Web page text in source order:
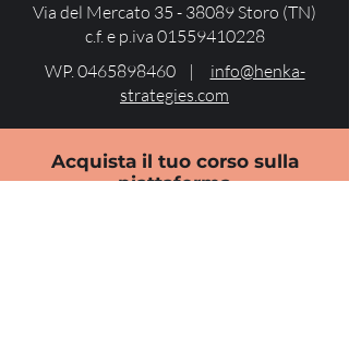
Via del Mercato 35 - 38089 Storo (TN)
c.f. e p.iva 01559410228
WP.0465898460| info@henka-
strategies.com
Acquista il tuo corso sulla
piattaforma